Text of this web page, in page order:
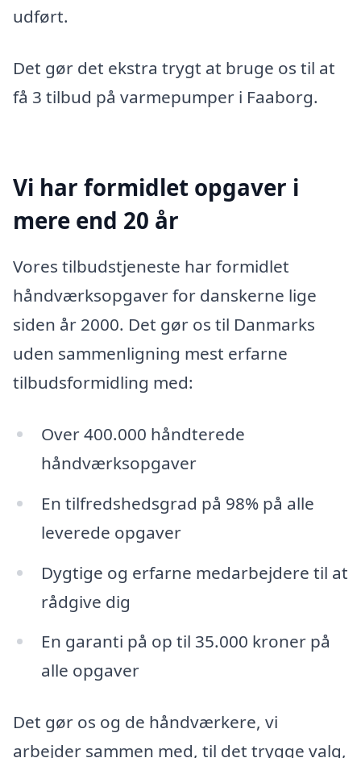
udført.
Det gør det ekstra trygt at bruge os til at
få 3 tilbud på varmepumper i Faaborg.
Vi har formidlet opgaver i
mere end 20 år
Vores tilbudstjeneste har formidlet
håndværksopgaver for danskerne lige
siden år 2000. Det gør os til Danmarks
uden sammenligning mest erfarne
tilbudsformidling med:
Over 400.000 håndterede
håndværksopgaver
En tilfredshedsgrad på 98% på alle
leverede opgaver
Dygtige og erfarne medarbejdere til at
rådgive dig
En garanti på op til 35.000 kroner på
alle opgaver
Det gør os og de håndværkere, vi
arbejder sammen med, til det trygge valg,